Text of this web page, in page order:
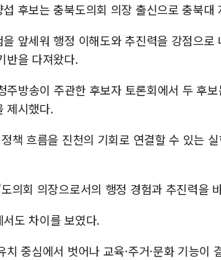
후보는 충북도의회 의장 출신으로 충북대
앞세워 행정 이해도와 추진력을 강점으
반을 다져왔다.
주방송이 주관한 후보자 토론회에서 두 후
제시했다.
책 흐름을 진천의 기회로 연결할 수 있는
의회 의장으로서의 행정 경험과 추진력을
도 차이를 보였다.
치 중심에서 벗어나 교육·주거·문화 기능이